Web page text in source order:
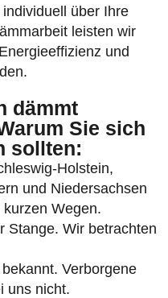
über Ihre
leisten wir
und
dämmt
Sie sich
sollten:
Holstein,
und Niedersachsen
Wegen.
Stange. Wir betrachten
Verborgene
uns nicht.